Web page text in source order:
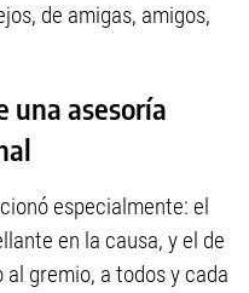
de amigas, amigos,
una asesoría
especialmente: el
en la causa, y el de
gremio, a todos y cada